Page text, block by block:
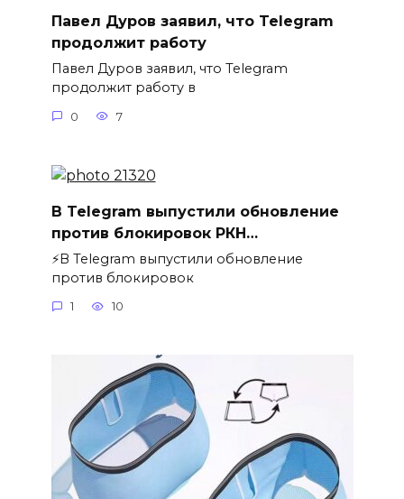
Павел Дуров заявил, что Telegram
продолжит работу
Павел Дуров заявил, что Telegram
продолжит работу в
0 7
В Telegram выпустили обновление
против блокировок РКН…
⚡️В Telegram выпустили обновление
против блокировок
1 10